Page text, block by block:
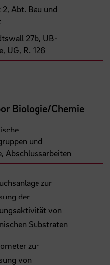
2, Abt. Bau und
27b, UB-
UG, R. 126
Biologie/Chemie
und
Abschlussarbeiten
zur
der
von
Substraten
zur
von